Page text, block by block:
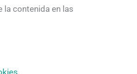
la contenida en las
.